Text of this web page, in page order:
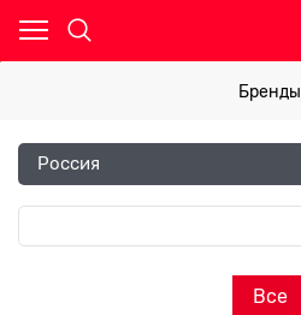
Бренды
Все